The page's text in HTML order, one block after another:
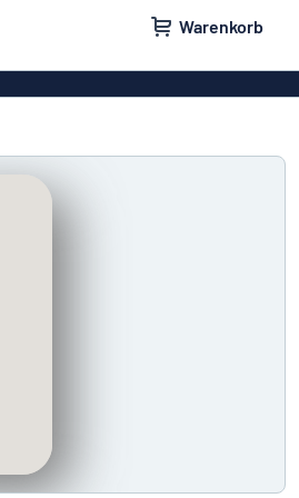
Warenkorb
Türschilder